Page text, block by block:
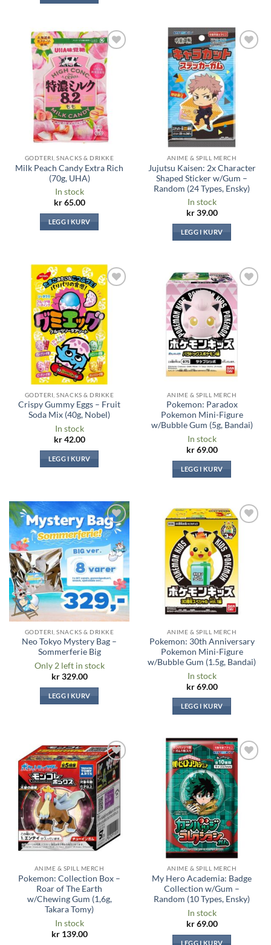
Legg til i
ønskeliste
GODTERI, SNACKS & DRIKKE
Milk Peach Candy Extra Rich
(70g, UHA)
In stock
kr65.00
LEGG I KURV
Legg til i
ønskeliste
ANIME & SPILL MERCH
Jujutsu Kaisen: 2x Character
Shaped Sticker w/Gum –
Random (24 Types, Ensky)
In stock
kr39.00
LEGG I KURV
Legg til i
ønskeliste
GODTERI, SNACKS & DRIKKE
Crispy Gummy Eggs – Fruit
Soda Mix (40g, Nobel)
In stock
kr42.00
LEGG I KURV
Legg til i
ønskeliste
ANIME & SPILL MERCH
Pokemon: Paradox
Pokemon Mini-Figure
w/Bubble Gum (5g, Bandai)
In stock
kr69.00
LEGG I KURV
Legg til i
ønskeliste
GODTERI, SNACKS & DRIKKE
Neo Tokyo Mystery Bag –
Sommerferie Big
Only 2 left in stock
kr329.00
LEGG I KURV
Legg til i
ønskeliste
ANIME & SPILL MERCH
Pokemon: 30th Anniversary
Pokemon Mini-Figure
w/Bubble Gum (1.5g, Bandai)
In stock
kr69.00
LEGG I KURV
Legg til i
ønskeliste
ANIME & SPILL MERCH
Pokemon: Collection Box –
Roar of The Earth
w/Chewing Gum (1,6g,
Takara Tomy)
In stock
kr139.00
Legg til i
ønskeliste
ANIME & SPILL MERCH
My Hero Academia: Badge
Collection w/Gum –
Random (10 Types, Ensky)
In stock
kr69.00
LEGG I KURV